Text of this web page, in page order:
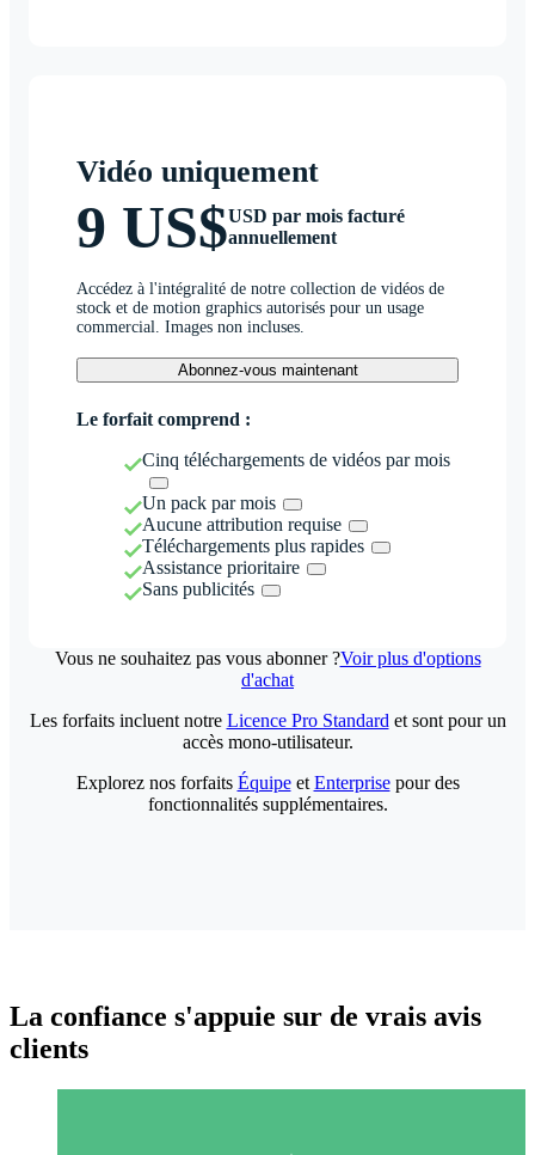
Vidéo uniquement
9 US$USD par mois facturé
annuellement
Accédez à l'intégralité de notre collection de vidéos de
stock et de motion graphics autorisés pour un usage
commercial. Images non incluses.
Abonnez-vous maintenant
Le forfait comprend :
Cinq téléchargements de vidéos par mois
Un pack par mois
Aucune attribution requise
Téléchargements plus rapides
Assistance prioritaire
Sans publicités
Vous ne souhaitez pas vous abonner ?Voir plus d'options
d'achat
Les forfaits incluent notre Licence Pro Standard et sont pour un
accès mono-utilisateur.
Explorez nos forfaits Équipeet Enterprisepour des
fonctionnalités supplémentaires.
La confiance s'appuie sur de vrais avis
clients